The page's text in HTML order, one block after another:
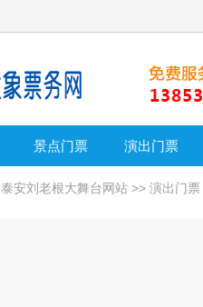
景点门票 演出门票
泰安刘老根大舞台网站 >> 演出门票